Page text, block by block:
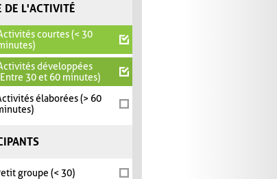
DE L'ACTIVITÉ
courtes (< 30
développées
30 et 60 minutes)
élaborées (> 60
groupe (< 30)